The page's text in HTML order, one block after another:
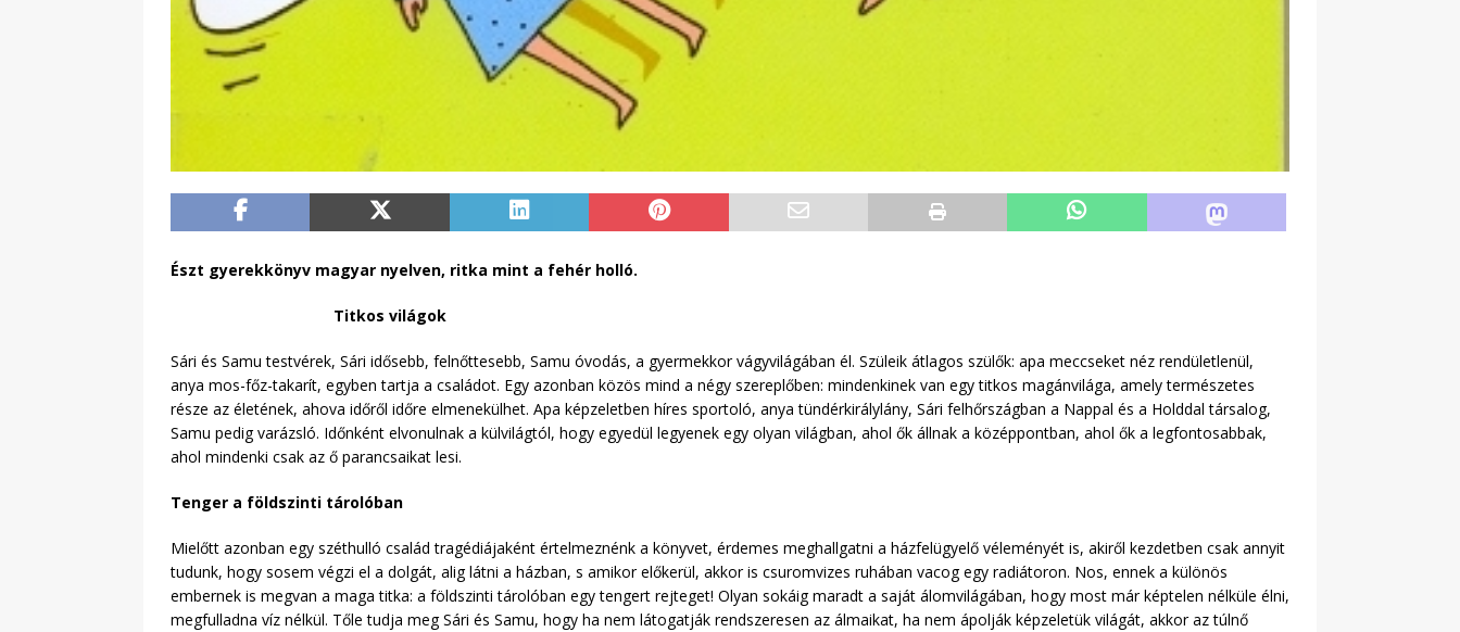
Észt gyerekkönyv magyar nyelven, ritka mint a fehér holló.
Titkos világok
Sári és Samu testvérek, Sári idősebb, felnőttesebb, Samu óvodás, a gyermekkor vágyvilágában él. Szüleik átlagos szülők: apa meccseket néz rendületlenül,
anya mos-főz-takarít, egyben tartja a családot. Egy azonban közös mind a négy szereplőben: mindenkinek van egy titkos magánvilága, amely természetes
része az életének, ahova időről időre elmenekülhet. Apa képzeletben híres sportoló, anya tündérkirálylány, Sári felhőrszágban a Nappal és a Holddal társalog,
Samu pedig varázsló. Időnként elvonulnak a külvilágtól, hogy egyedül legyenek egy olyan világban, ahol ők állnak a középpontban, ahol ők a legfontosabbak,
ahol mindenki csak az ő parancsaikat lesi.
Tenger a földszinti tárolóban
Mielőtt azonban egy széthulló család tragédiájaként értelmeznénk a könyvet, érdemes meghallgatni a házfelügyelő véleményét is, akiről kezdetben csak annyit
tudunk, hogy sosem végzi el a dolgát, alig látni a házban, s amikor előkerül, akkor is csuromvizes ruhában vacog egy radiátoron. Nos, ennek a különös
embernek is megvan a maga titka: a földszinti tárolóban egy tengert rejteget! Olyan sokáig maradt a saját álomvilágában, hogy most már képtelen nélküle élni,
megfulladna víz nélkül. Tőle tudja meg Sári és Samu, hogy ha nem látogatják rendszeresen az álmaikat, ha nem ápolják képzeletük világát, akkor az túlnő